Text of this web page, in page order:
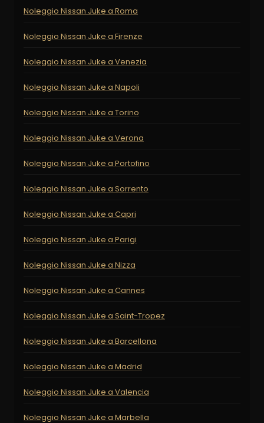
Noleggio Nissan Juke a Roma
Noleggio Nissan Juke a Firenze
Noleggio Nissan Juke a Venezia
Noleggio Nissan Juke a Napoli
Noleggio Nissan Juke a Torino
Noleggio Nissan Juke a Verona
Noleggio Nissan Juke a Portofino
Noleggio Nissan Juke a Sorrento
Noleggio Nissan Juke a Capri
Noleggio Nissan Juke a Parigi
Noleggio Nissan Juke a Nizza
Noleggio Nissan Juke a Cannes
Noleggio Nissan Juke a Saint-Tropez
Noleggio Nissan Juke a Barcellona
Noleggio Nissan Juke a Madrid
Noleggio Nissan Juke a Valencia
Noleggio Nissan Juke a Marbella